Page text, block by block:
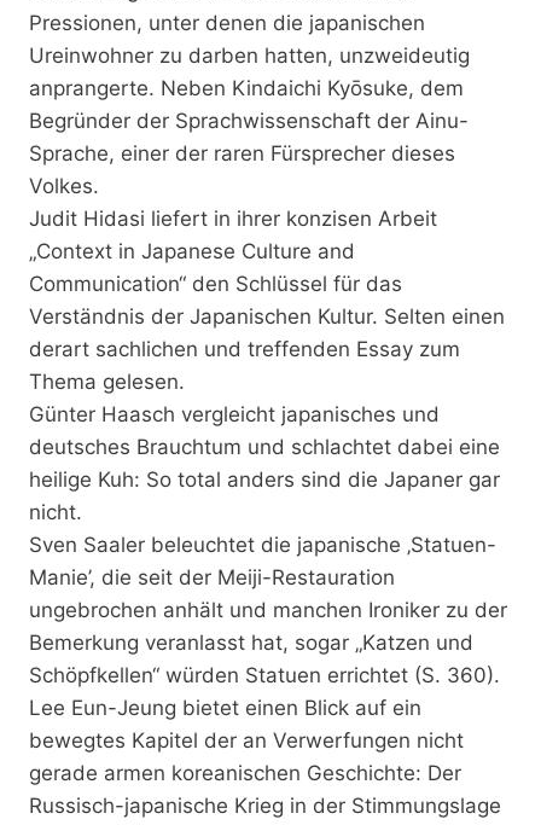
Pressionen, unter denen die japanischen
Ureinwohner zu darben hatten, unzweideutig
anprangerte. Neben Kindaichi Kyōsuke, dem
Begründer der Sprachwissenschaft der Ainu-
Sprache, einer der raren Fürsprecher dieses
Volkes.
Judit Hidasi liefert in ihrer konzisen Arbeit
„Context in Japanese Culture and
Communication“ den Schlüssel für das
Verständnis der Japanischen Kultur. Selten einen
derart sachlichen und treffenden Essay zum
Thema gelesen.
Günter Haasch vergleicht japanisches und
deutsches Brauchtum und schlachtet dabei eine
heilige Kuh: So total anders sind die Japaner gar
nicht.
Sven Saaler beleuchtet die japanische ‚Statuen-
Manie’, die seit der Meiji-Restauration
ungebrochen anhält und manchen Ironiker zu der
Bemerkung veranlasst hat, sogar „Katzen und
Schöpfkellen“ würden Statuen errichtet (S. 360).
Lee Eun-Jeung bietet einen Blick auf ein
bewegtes Kapitel der an Verwerfungen nicht
gerade armen koreanischen Geschichte: Der
Russisch-japanische Krieg in der Stimmungslage